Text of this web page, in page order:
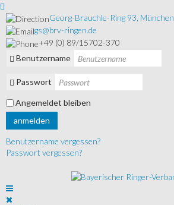
Georg-Brauchle-Ring 93, München
gs@brv-ringen.de
+49 (0) 89/15702-370
Benutzername
Passwort
Angemeldet bleiben
anmelden
Benutzername vergessen?
Passwort vergessen?